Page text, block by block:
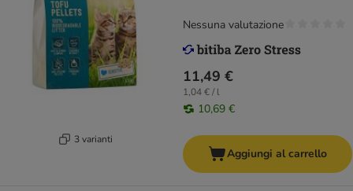
3 varianti
11,49 €
1,04 € / l
10,69 €
Nessuna valutazione
Aggiungi al carrello